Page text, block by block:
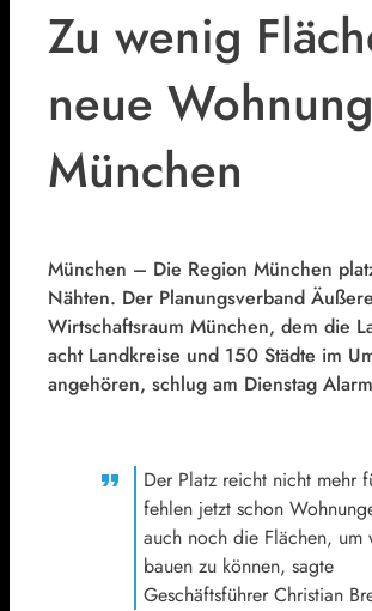
Zu wenig
neue
München
München – Die Region München
Nähten. Der Planungsverband
Wirtschaftsraum München, dem die
acht Landkreise und 150 Städte im
angehören, schlug am Dienstag
Der Platz reicht nicht mehr
fehlen jetzt schon
auch noch die Flächen, um
bauen zu können, sagte
Geschäftsführer Christian